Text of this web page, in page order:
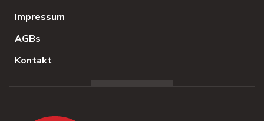
Impressum
AGBs
Kontakt